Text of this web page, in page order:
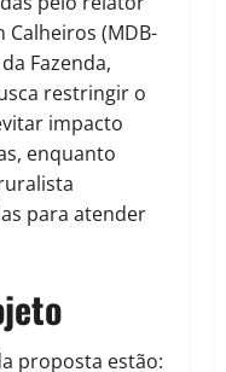
Calheiros (MDB-
Fazenda,
restringir o
impacto
enquanto
para atender
proposta estão: